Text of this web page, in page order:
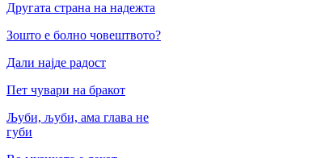
Другата страна на надежта
Зошто е болно човештвото?
Дали најде радост
Пет чувари на бракот
Љуби, љуби, ама глава не
губи